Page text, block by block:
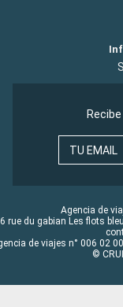
TU EMAIL
Agencia de
rue du gabian Les flots
de viajes n° 006 02
©